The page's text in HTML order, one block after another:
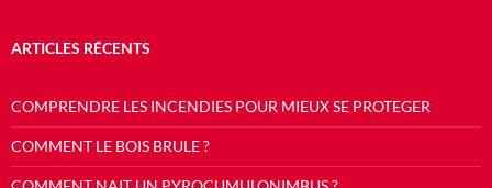
ARTICLES RÉCENTS
COMPRENDRE LES INCENDIES POUR MIEUX SE PROTEGER
COMMENT LE BOIS BRULE ?